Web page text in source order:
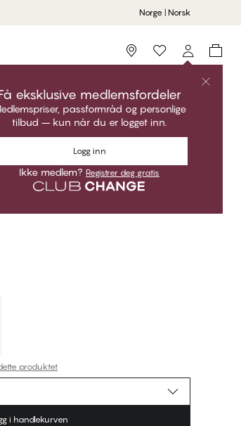
Norge | Norsk
Storefinder
eksklusive medlemsfordeler
passformråd og personlige
tilbud – kun når du er logget inn.
Logg inn
Ikke medlem? Registrer deg gratis
dine eksklusive medlemstilbud!
er innlogget.
produktet
i handlekurven